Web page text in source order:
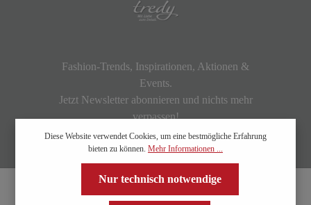
Fashion-Trends, Inspirationen, Aktionen &
Events.
Jetzt Newsletter abonnieren und nichts mehr
verpassen!
Diese Website verwendet Cookies, um eine bestmögliche Erfahrung
bieten zu können. Mehr Informationen ...
Nur technisch notwendige